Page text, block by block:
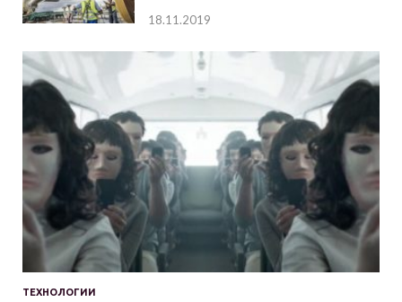
18.11.2019
ТЕХНОЛОГИИ